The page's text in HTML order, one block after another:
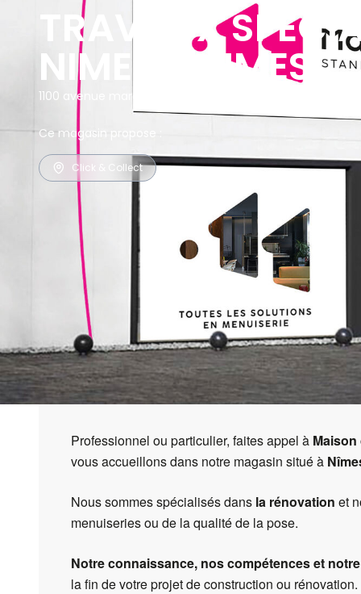
TRAVAUX
NIMES - NIMES
1100 avenue maréchal juin, 30900 NIMES, France
Ce magasin propose :
Click & Collect
TRAVAUX SPECIAUX
Bienvenue chez votre
Professionnel ou particulier, faites appel à Maison
vous accueillons dans notre magasin situé à
Nous sommes spécialisés dans la rénovation et
menuiseries ou de la qualité de la pose.
Notre connaissance, nos compétences et
la fin de votre projet de construction ou rénovation.